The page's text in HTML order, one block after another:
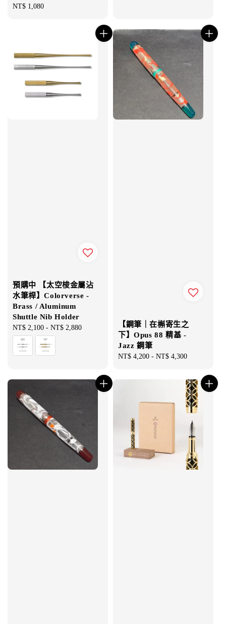
Regular
NT$ 1,080
預購中 【太空梭金屬沾
水筆桿】Colorverse -
Brass / Aluminum
Shuttle Nib Holder
Regular
price
NT$ 2,100 - NT$ 2,880
【鋼筆｜在槲寄生之
下】Opus 88 精基 -
Jazz 鋼筆
Regular
NT$ 4,200 - NT$ 4,300